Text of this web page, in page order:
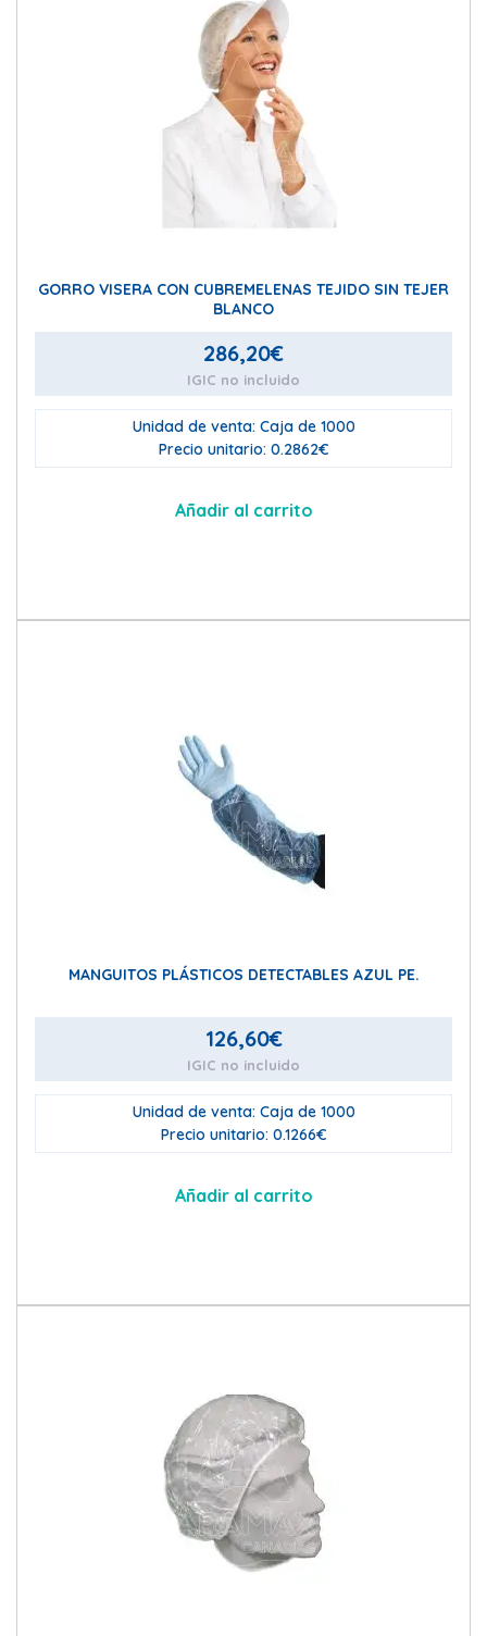
GORRO VISERA CON CUBREMELENAS TEJIDO SIN TEJER
BLANCO
286,20€
IGIC no incluido
Unidad de venta: Caja de 1000
Precio unitario: 0.2862€
Añadir al carrito
MANGUITOS PLÁSTICOS DETECTABLES AZUL PE.
126,60€
IGIC no incluido
Unidad de venta: Caja de 1000
Precio unitario: 0.1266€
Añadir al carrito